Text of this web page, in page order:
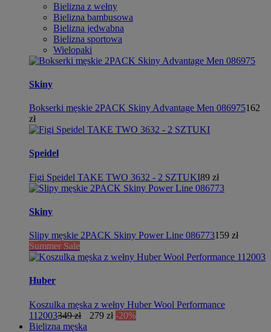
Bielizna z wełny
Bielizna bambusowa
Bielizna jedwabna
Bielizna sportowa
Wielopaki
Skiny
Bokserki męskie 2PACK Skiny Advantage Men 086975162
zł
Speidel
Figi Speidel TAKE TWO 3632 - 2 SZTUKI89 zł
Skiny
Slipy męskie 2PACK Skiny Power Line 086773159 zł
Summer Sale
Huber
Koszulka męska z wełny Huber Wool Performance
112003349 zł 279 zł -20%
Bielizna męska